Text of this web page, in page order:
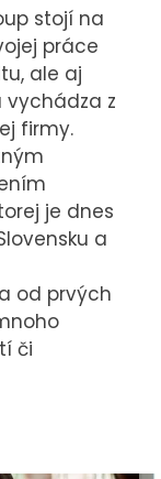
2026
stojí na
práce
ale aj
vychádza z
firmy.
je dnes
a
od prvých
či